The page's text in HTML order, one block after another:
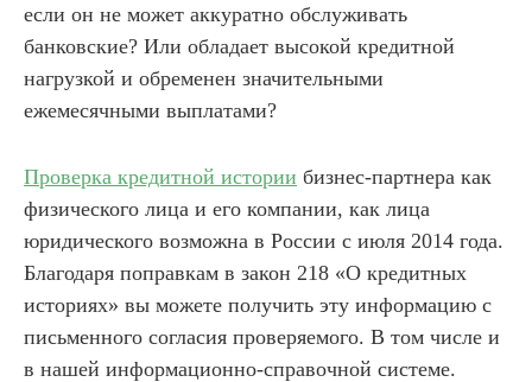
если он не может аккуратно обслуживать
банковские? Или обладает высокой кредитной
нагрузкой и обременен значительными
ежемесячными выплатами?
Проверка кредитной истории бизнес-партнера как
физического лица и его компании, как лица
юридического возможна в России с июля 2014 года.
Благодаря поправкам в закон 218 «О кредитных
историях» вы можете получить эту информацию с
письменного согласия проверяемого. В том числе и
в нашей информационно-справочной системе.